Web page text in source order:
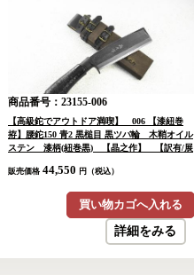
商品番号：23155-006
【高級鉈でアウトドア満喫】 006 【漆紐巻
拵】腰鉈150 青2 黒槌目 黒ツバ輪 木鞘オイル
ステン 漆柄(紐巻黒) 【晶之作】 【訳有/展
ン：承諾の上注文】
販売価格 44,550 円（税込）
買い物カゴへ入れる
詳細をみる